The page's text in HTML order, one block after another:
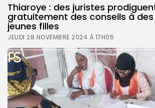
Thiaroye : des juristes
gratuitement des conseils à
jeunes filles
JEUDI 28 NOVEMBRE 2024 À 17H05